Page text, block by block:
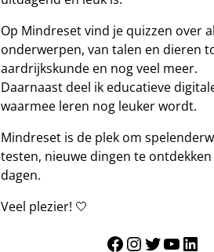
Op Mindreset vind je quizzen over
onderwerpen, van talen en dieren
aardrijkskunde en nog veel meer.
Daarnaast deel ik educatieve
waarmee leren nog leuker wordt.
Mindreset is de plek om
testen, nieuwe dingen te
dagen.
Veel plezier! 🤍
Mindreset InstagramTwitter YouTube LinkedIn